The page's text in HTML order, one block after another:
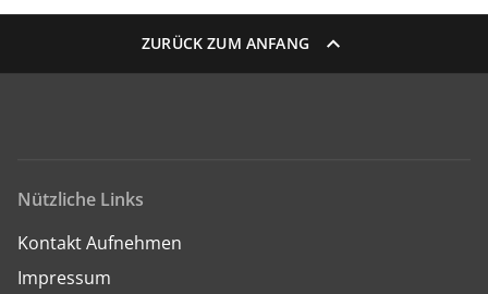
ZURÜCK ZUM ANFANG
Nützliche Links
Kontakt Aufnehmen
Impressum